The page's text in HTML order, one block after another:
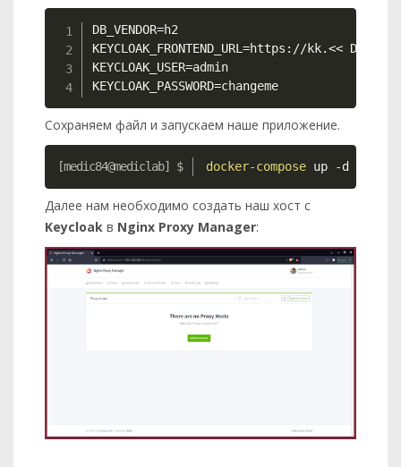
DB_VENDOR=h2
KEYCLOAK_FRONTEND_URL=https://kk.<<
KEYCLOAK_USER=admin
KEYCLOAK_PASSWORD=changeme
Сохраняем файл и запускаем наше приложение.
docker-compose up -d
Copy
Далее нам необходимо создать наш хост с
Keycloak в Nginx Proxy Manager: